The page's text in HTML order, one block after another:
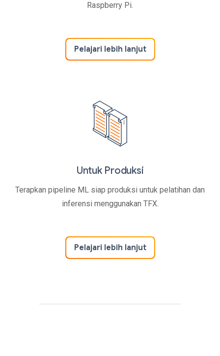
Raspberry Pi.
Pelajari lebih lanjut
Untuk Produksi
Terapkan pipeline ML siap produksi untuk pelatihan dan
inferensi menggunakan TFX.
Pelajari lebih lanjut